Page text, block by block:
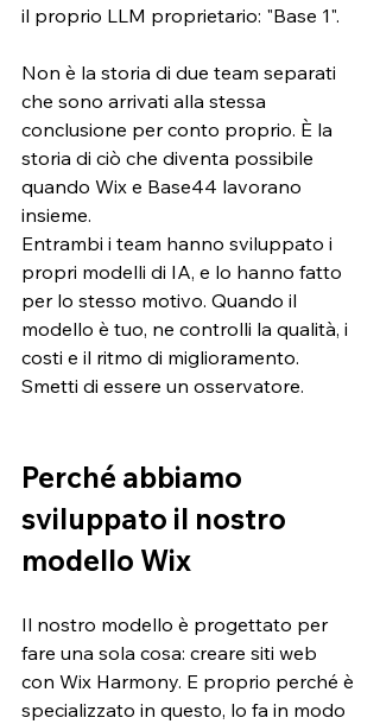
il proprio LLM proprietario: "Base 1".
Non è la storia di due team separati
che sono arrivati alla stessa
conclusione per conto proprio. È la
storia di ciò che diventa possibile
quando Wix e Base44 lavorano
insieme.
Entrambi i team hanno sviluppato i
propri modelli di IA, e lo hanno fatto
per lo stesso motivo. Quando il
modello è tuo, ne controlli la qualità, i
costi e il ritmo di miglioramento.
Smetti di essere un osservatore.
Perché abbiamo
sviluppato il nostro
modello Wix
Il nostro modello è progettato per
fare una sola cosa: creare siti web
con Wix Harmony. E proprio perché è
specializzato in questo, lo fa in modo